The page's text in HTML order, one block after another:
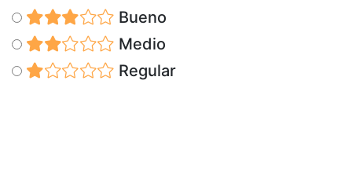
Bueno
Medio
Regular